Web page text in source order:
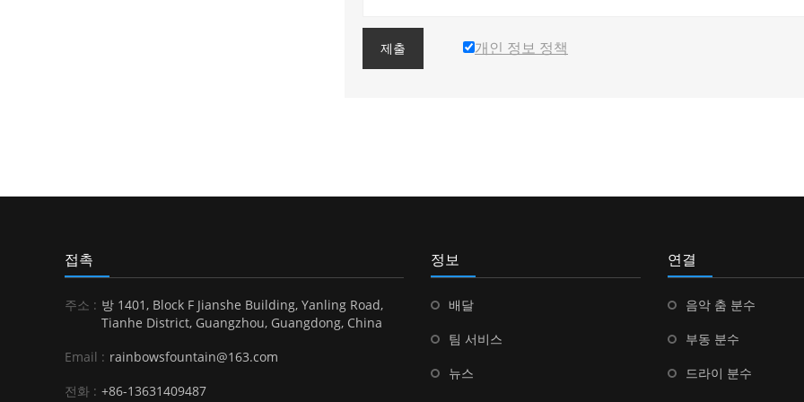
제출 개인 정보 정책
접촉
주소 : 방 1401, Block F Jianshe Building, Yanling Road,
Tianhe District, Guangzhou, Guangdong, China
Email : rainbowsfountain@163.com
전화 : +86-13631409487
정보
배달
팀 서비스
뉴스
연결
음악 춤 분수
부동 분수
드라이 분수